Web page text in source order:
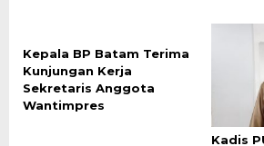
Kepala BP Batam Terima
Kunjungan Kerja
Sekretaris Anggota
Wantimpres
Kadis